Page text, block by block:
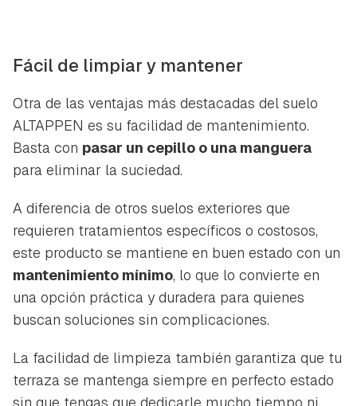
Fácil de limpiar y mantener
Otra de las ventajas más destacadas del suelo
ALTAPPEN es su facilidad de mantenimiento.
Basta con pasar un cepillo o una manguera
para eliminar la suciedad.
A diferencia de otros suelos exteriores que
requieren tratamientos específicos o costosos,
este producto se mantiene en buen estado con un
mantenimiento mínimo, lo que lo convierte en
una opción práctica y duradera para quienes
buscan soluciones sin complicaciones.
La facilidad de limpieza también garantiza que tu
terraza se mantenga siempre en perfecto estado